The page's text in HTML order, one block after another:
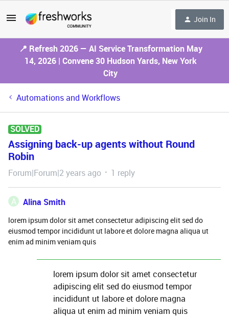
Join In
📍 Refresh 2026 — AI Service Transformation May
14, 2026 | Convene 30 Hudson Yards, New York
City
Automations and Workflows
SOLVED
Assigning back-up agents without Round
Robin
Forum|Forum|2 years ago 1 reply
A Alina Smith
lorem ipsum dolor sit amet consectetur adipiscing elit sed do
eiusmod tempor incididunt ut labore et dolore magna aliqua ut
enim ad minim veniam quis
lorem ipsum dolor sit amet consectetur
adipiscing elit sed do eiusmod tempor
incididunt ut labore et dolore magna
aliqua ut enim ad minim veniam quis